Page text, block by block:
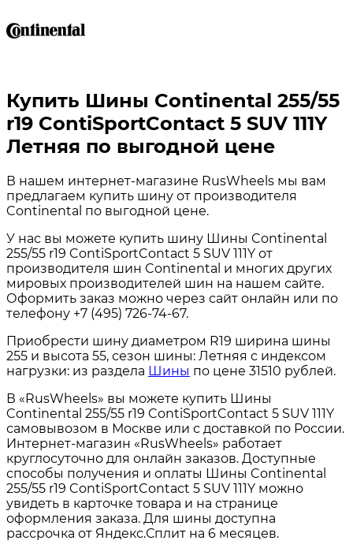
Купить Шины Continental 255/55
r19 ContiSportContact 5 SUV 111Y
Летняя по выгодной цене
В нашем интернет-магазине RusWheels мы вам
предлагаем купить шину от производителя
Continental по выгодной цене.
У нас вы можете купить шину Шины Continental
255/55 r19 ContiSportContact 5 SUV 111Y от
производителя шин Continental и многих других
мировых производителей шин на нашем сайте.
Оформить заказ можно через сайт онлайн или по
телефону +7 (495) 726-74-67.
Приобрести шину диаметром R19 ширина шины
255 и высота 55, сезон шины: Летняя с индексом
нагрузки: из раздела Шины по цене 31510 рублей.
В «RusWheels» вы можете купить Шины
Continental 255/55 r19 ContiSportContact 5 SUV 111Y
самовывозом в Москве или с доставкой по России.
Интернет-магазин «RusWheels» работает
круглосуточно для онлайн заказов. Доступные
способы получения и оплаты Шины Continental
255/55 r19 ContiSportContact 5 SUV 111Y можно
увидеть в карточке товара и на странице
оформления заказа. Для шины доступна
рассрочка от Яндекс.Сплит на 6 месяцев.